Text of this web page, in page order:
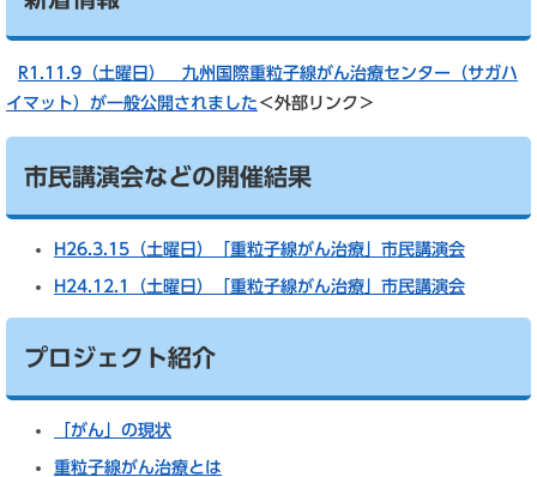
R1.11.9（土曜日） 九州国際重粒子線がん治療センター（サガハ
イマット）が一般公開されました ＜外部リンク＞
市民講演会などの開催結果
H26.3.15（土曜日）「重粒子線がん治療」市民講演会
H24.12.1（土曜日）「重粒子線がん治療」市民講演会
プロジェクト紹介
「がん」の現状
重粒子線がん治療とは